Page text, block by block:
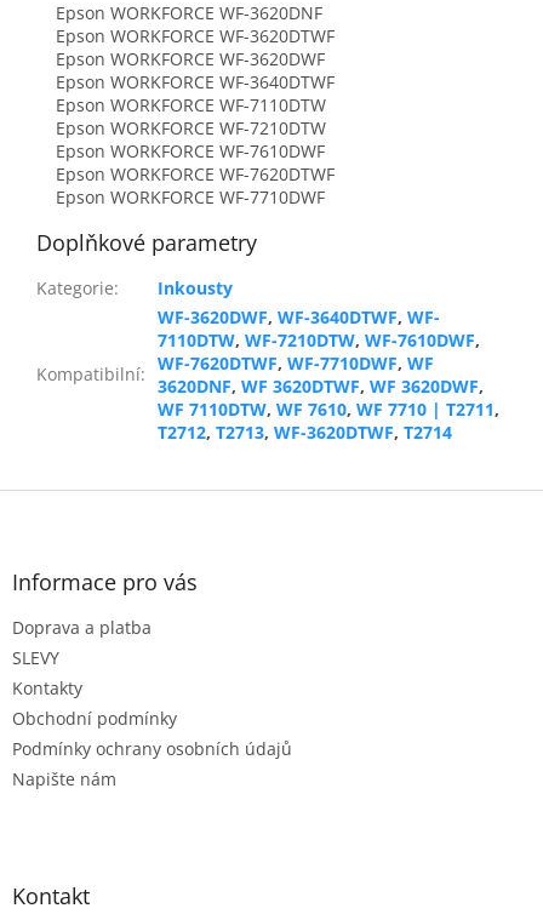
Epson WORKFORCE WF-3620DNF
Epson WORKFORCE WF-3620DTWF
Epson WORKFORCE WF-3620DWF
Epson WORKFORCE WF-3640DTWF
Epson WORKFORCE WF-7110DTW
Epson WORKFORCE WF-7210DTW
Epson WORKFORCE WF-7610DWF
Epson WORKFORCE WF-7620DTWF
Epson WORKFORCE WF-7710DWF
Doplňkové parametry
Kategorie: Inkousty
Kompatibilní:
WF-3620DWF, WF-3640DTWF, WF-
7110DTW, WF-7210DTW, WF-7610DWF,
WF-7620DTWF, WF-7710DWF, WF
3620DNF, WF 3620DTWF, WF 3620DWF,
WF 7110DTW, WF 7610, WF 7710 | T2711,
T2712, T2713, WF-3620DTWF, T2714
Z
Informace pro vás
Doprava a platba
SLEVY
Kontakty
Obchodní podmínky
Podmínky ochrany osobních údajů
Napište nám
Kontakt